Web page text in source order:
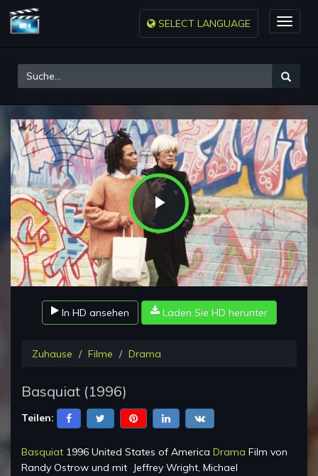
Toggle
SELECT LANGUAGE
Play
Video
In HD ansehen Laden Sie HD herunter
Zuhause Filme Drama
Basquiat (1996)
Teilen:
Basquiat 1996 United States of America Drama Film von
Randy Ostrow und mit Jeffrey Wright, Michael